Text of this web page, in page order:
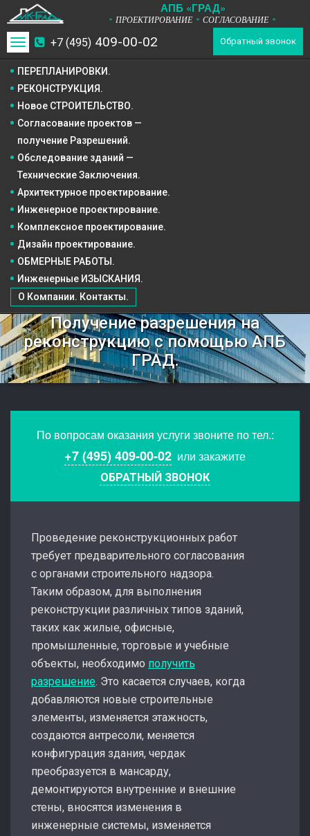
АПБ «ГРАД»
* ПРОЕКТИРОВАНИЕ * СОГЛАСОВАНИЕ *
+7 (495) 409-00-02 Обратный звонок
Toggle
navigation
ПЕРЕПЛАНИРОВКИ.
РЕКОНСТРУКЦИЯ.
Новое СТРОИТЕЛЬСТВО.
ОБМЕРНЫЕ РАБОТЫ.
Инженерные ИЗЫСКАНИЯ.
О Компании. Контакты.
Согласование проектов —
получение Разрешений.
Обследование зданий —
Технические Заключения.
Архитектурное проектирование.
Инженерное проектирование.
Комплексное проектирование.
Дизайн проектирование.
Получение разрешения на
реконструкцию с помощью АПБ
ГРАД.
По вопросам оказания услуги звоните по тел.:
+7 (495) 409-00-02 или закажите
ОБРАТНЫЙ ЗВОНОК
Проведение реконструкционных работ
требует предварительного согласования
с органами строительного надзора.
Таким образом, для выполнения
реконструкции различных типов зданий,
таких как жилые, офисные,
промышленные, торговые и учебные
объекты, необходимо получить
разрешение. Это касается случаев, когда
добавляются новые строительные
элементы, изменяется этажность,
создаются антресоли, меняется
конфигурация здания, чердак
преобразуется в мансарду,
демонтируются внутренние и внешние
стены, вносятся изменения в
инженерные системы, изменяется